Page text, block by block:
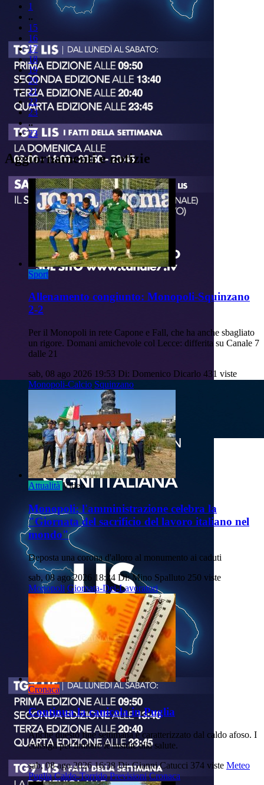
1
..
15
16
17
18
19
20
21
22
23
..
23
Aggiornamenti e notizie
Sport
Allenamento congiunto: Monopoli-Squinzano
2-2
Per il Monopoli in rete Capone e Fall, che ha anche sbagliato
un rigore. Domani amichevole col Lecce: differita su Canale 7
dalle 21
sab, 08 ago 2026 19:53 Di: Domenico Dicarlo 431 viste
Monopoli-Calcio Squinzano
Attualità Video
Monopoli: l'amministrazione celebra la
"Giornata del sacrificio del lavoro italiano nel
mondo"
Deposta una corona d'alloro al monumento ai caduti
sab, 08 ago 2026 18:24 Di: Mino Spalluto 250 viste
Monopoli Giornata-Dei-Lavoratori
Cronaca
Continua la canicola in Puglia
Anche questo fine settimana è caratterizzato dal caldo afoso. I
consigli per limitare le insidie alla salute.
sab, 08 ago 2026 16:38 Di: Gianni Catucci 374 viste Meteo
Puglia Caldo-Torrido Previsioni Cronaca